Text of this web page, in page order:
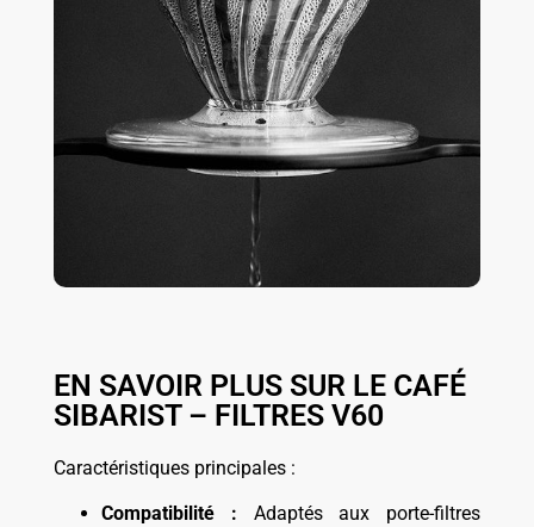
EN SAVOIR PLUS SUR LE CAFÉ
SIBARIST – FILTRES V60
Caractéristiques principales :
Compatibilité : Adaptés aux porte-filtres